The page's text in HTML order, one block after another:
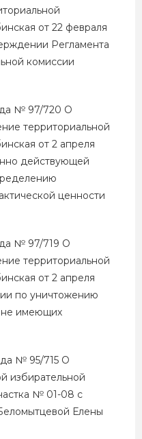
от 22 февраля
Регламента
комиссии
№ 97/720 О
территориальной
от 2 апреля
действующей
ценности
№ 97/719 О
территориальной
от 2 апреля
по уничтожению
не имеющих
№ 95/715 О
избирательной
№ 01-08 с
Елены